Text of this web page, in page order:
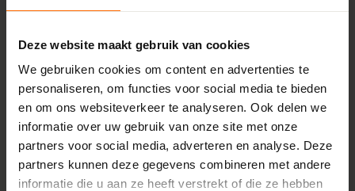
Deze website maakt gebruik van cookies
We gebruiken cookies om content en advertenties te
personaliseren, om functies voor social media te bieden
en om ons websiteverkeer te analyseren. Ook delen we
informatie over uw gebruik van onze site met onze
partners voor social media, adverteren en analyse. Deze
partners kunnen deze gegevens combineren met andere
informatie die u aan ze heeft verstrekt of die ze hebben
Inbouwdiepte
120 mm
Minimale breedte
Maximale breedte
3900 mm